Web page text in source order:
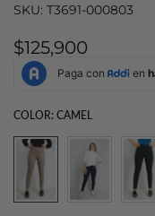
SKU: T3691-000803
$125,900
COLOR: CAMEL